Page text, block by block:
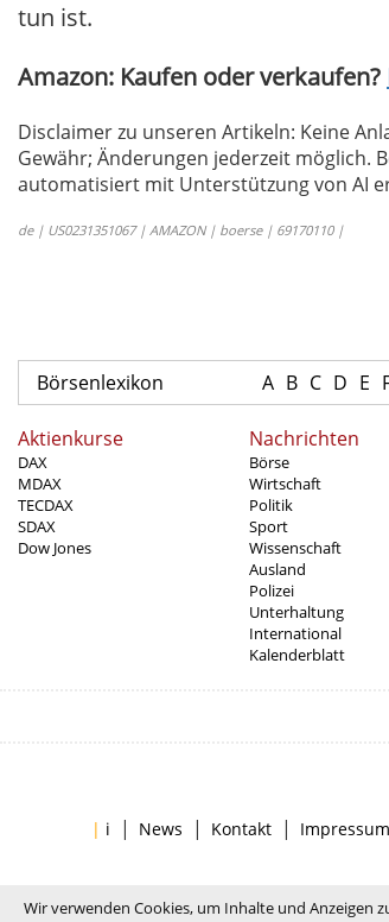
tun ist.
Amazon: Kaufen oder verkaufen?
Disclaimer zu unseren Artikeln: Keine
Gewähr; Änderungen jederzeit möglich.
automatisiert mit Unterstützung von AI
de | US0231351067 | AMAZON | boerse | 69170110 |
Börsenlexikon A B C D E
Aktienkurse
DAX
MDAX
TECDAX
SDAX
Dow Jones
Nachrichten
Börse
Wirtschaft
Politik
Sport
Wissenschaft
Ausland
Polizei
Unterhaltung
International
Kalenderblatt
| i | News | Kontakt | Impressum
Wir verwenden Cookies, um Inhalte und Anzeigen